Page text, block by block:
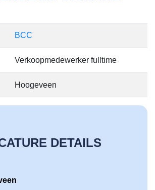
BCC
Verkoopmedewerker fulltime
Hoogeveen
DETAILS